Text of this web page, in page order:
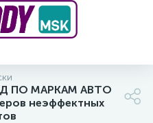
ПО МАРКАМ АВТО
неэффектных